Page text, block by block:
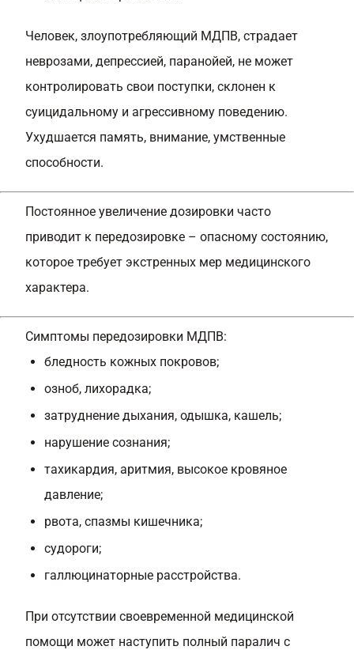
Человек, злоупотребляющий МДПВ, страдает
неврозами, депрессией, паранойей, не может
контролировать свои поступки, склонен к
суицидальному и агрессивному поведению.
Ухудшается память, внимание, умственные
способности.
Постоянное увеличение дозировки часто
приводит к передозировке – опасному состоянию,
которое требует экстренных мер медицинского
характера.
Симптомы передозировки МДПВ:
бледность кожных покровов;
озноб, лихорадка;
затруднение дыхания, одышка, кашель;
нарушение сознания;
тахикардия, аритмия, высокое кровяное
давление;
рвота, спазмы кишечника;
судороги;
галлюцинаторные расстройства.
При отсутствии своевременной медицинской
помощи может наступить полный паралич с